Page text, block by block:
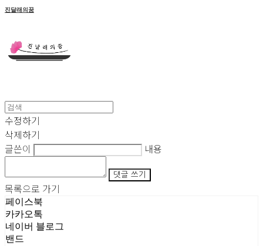
진달래의꿈
수정하기
삭제하기
글쓴이
내용
댓글 쓰기
목록으로 가기
페이스북
카카오톡
네이버 블로그
밴드